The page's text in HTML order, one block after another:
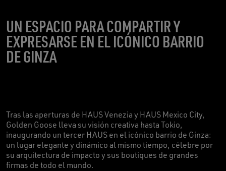
UN ESPACIO PARA COMPARTIR Y
EXPRESARSE EN EL ICÓNICO BARRIO
DE GINZA
Tras las aperturas de HAUS Venezia y HAUS Mexico City,
Golden Goose lleva su visión creativa hasta Tokio,
inaugurando un tercer HAUS en el icónico barrio de Ginza:
un lugar elegante y dinámico al mismo tiempo, célebre por
su arquitectura de impacto y sus boutiques de grandes
firmas de todo el mundo.